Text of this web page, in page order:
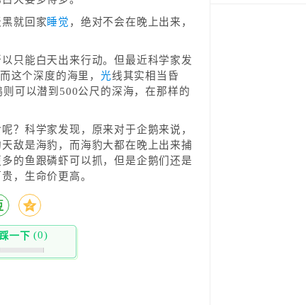
就回家睡觉 ，绝对不会在晚上出来，
只能白天出来行动。但最近科学家发
这个深度的海里，光线其实相当昏
可以潜到500公尺的深海，在那样的
？科学家发现，原来对于企鹅来说，
敌是海豹，而海豹大都在晚上出来捕
的鱼跟磷虾可以抓，但是企鹅们还是
，生命价更高。
一下 (0)
0%